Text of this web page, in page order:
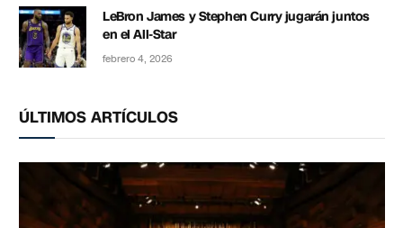
LeBron James y Stephen Curry jugarán juntos
en el All-Star
febrero 4, 2026
ÚLTIMOS ARTÍCULOS